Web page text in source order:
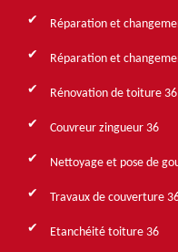
Réparation et
Réparation et
Rénovation de toiture 36
Couvreur zingueur 36
Nettoyage et pose de
Travaux de couverture
Etanchéité toiture 36